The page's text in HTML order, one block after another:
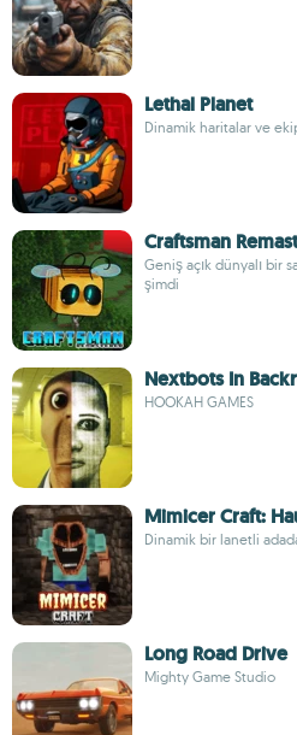
Lethal Planet
Dinamik haritalar ve
Craftsman
Geniş açık dünyalı bir
şimdi
Nextbots In
HOOKAH GAMES
Mimicer Craft:
Dinamik bir lanetli
Long Road Drive
Mighty Game Studio